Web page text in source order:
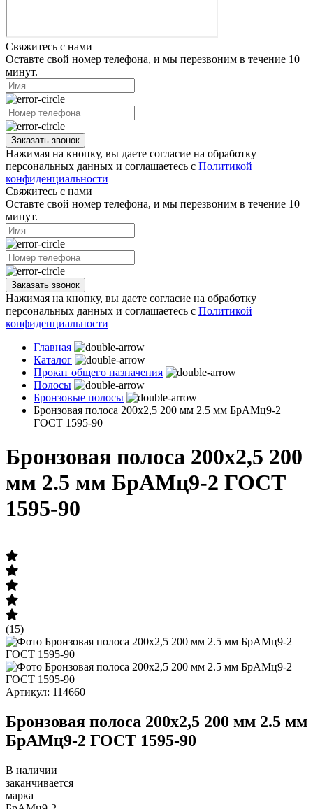
Свяжитесь с нами
Оставте свой номер телефона, и мы перезвоним в течение 10
минут.
Заказать звонок
Нажимая на кнопку, вы даете согласие на обработку
персональных данных и соглашаетесь с Политикой
конфиденциальности
Свяжитесь с нами
Оставте свой номер телефона, и мы перезвоним в течение 10
минут.
Заказать звонок
Нажимая на кнопку, вы даете согласие на обработку
персональных данных и соглашаетесь с Политикой
конфиденциальности
Главная
Каталог
Прокат общего назначения
Полосы
Бронзовые полосы
Бронзовая полоса 200х2,5 200 мм 2.5 мм БрАМц9-2
ГОСТ 1595-90
Бронзовая полоса 200х2,5 200
мм 2.5 мм БрАМц9-2 ГОСТ
1595-90
(15)
Артикул: 114660
Бронзовая полоса 200х2,5 200 мм 2.5 мм
БрАМц9-2 ГОСТ 1595-90
В наличии
заканчивается
марка